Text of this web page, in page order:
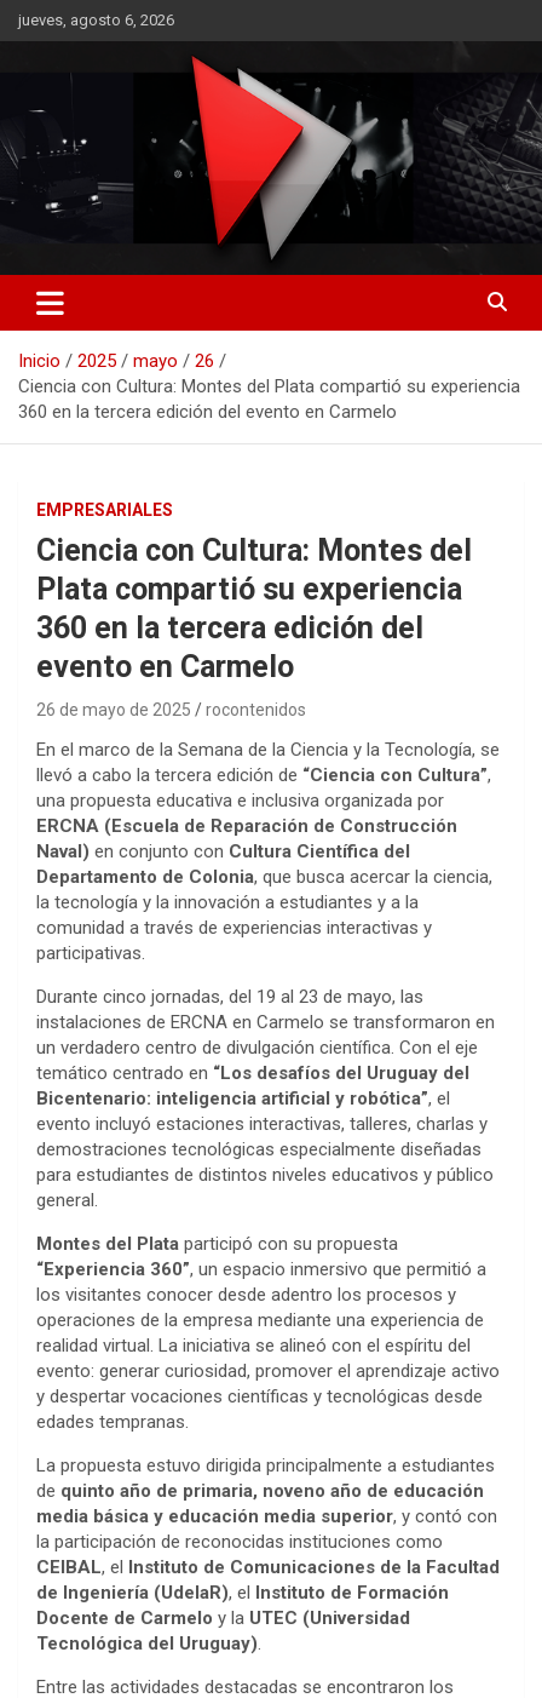
Saltar
al
jueves, agosto 6, 2026
RO CONTENIDOS
Inicio 2025 mayo
26
Ciencia con Cultura: Montes del Plata compartió su experiencia
360 en la tercera edición del evento en Carmelo
EMPRESARIALES
Ciencia con Cultura: Montes del
Plata compartió su experiencia
360 en la tercera edición del
evento en Carmelo
26 de mayo de 2025 rocontenidos
En el marco de la Semana de la Ciencia y la Tecnología, se
llevó a cabo la tercera edición de “Ciencia con Cultura”,
una propuesta educativa e inclusiva organizada por
ERCNA (Escuela de Reparación de Construcción
Naval) en conjunto con Cultura Científica del
Departamento de Colonia, que busca acercar la ciencia,
la tecnología y la innovación a estudiantes y a la
comunidad a través de experiencias interactivas y
participativas.
Durante cinco jornadas, del 19 al 23 de mayo, las
instalaciones de ERCNA en Carmelo se transformaron en
un verdadero centro de divulgación científica. Con el eje
temático centrado en “Los desafíos del Uruguay del
Bicentenario: inteligencia artificial y robótica”, el
evento incluyó estaciones interactivas, talleres, charlas y
demostraciones tecnológicas especialmente diseñadas
para estudiantes de distintos niveles educativos y público
general.
Montes del Plata participó con su propuesta
“Experiencia 360”, un espacio inmersivo que permitió a
los visitantes conocer desde adentro los procesos y
operaciones de la empresa mediante una experiencia de
realidad virtual. La iniciativa se alineó con el espíritu del
evento: generar curiosidad, promover el aprendizaje activo
y despertar vocaciones científicas y tecnológicas desde
edades tempranas.
La propuesta estuvo dirigida principalmente a estudiantes
de quinto año de primaria, noveno año de educación
media básica y educación media superior, y contó con
la participación de reconocidas instituciones como
CEIBAL, el Instituto de Comunicaciones de la Facultad
de Ingeniería (UdelaR), el Instituto de Formación
Docente de Carmelo y la UTEC (Universidad
Tecnológica del Uruguay)
Entre las actividades destacadas se encontraron los